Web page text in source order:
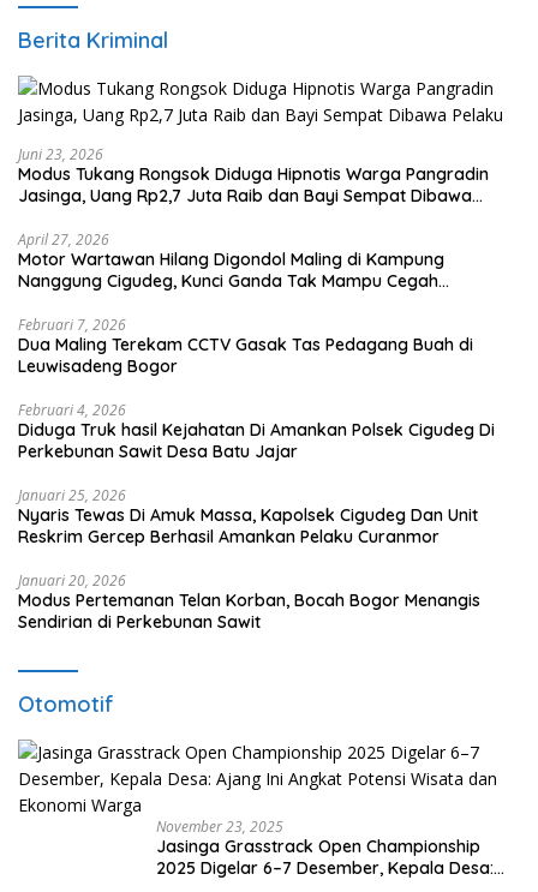
Berita Kriminal
Juni 23, 2026
Modus Tukang Rongsok Diduga Hipnotis Warga Pangradin
Jasinga, Uang Rp2,7 Juta Raib dan Bayi Sempat Dibawa
April 27, 2026
Motor Wartawan Hilang Digondol Maling di Kampung
Nanggung Cigudeg, Kunci Ganda Tak Mampu Cegah
Februari 7, 2026
Dua Maling Terekam CCTV Gasak Tas Pedagang Buah di
Leuwisadeng Bogor
Februari 4, 2026
Diduga Truk hasil Kejahatan Di Amankan Polsek Cigudeg Di
Perkebunan Sawit Desa Batu Jajar
Januari 25, 2026
Nyaris Tewas Di Amuk Massa, Kapolsek Cigudeg Dan Unit
Reskrim Gercep Berhasil Amankan Pelaku Curanmor
Januari 20, 2026
Modus Pertemanan Telan Korban, Bocah Bogor Menangis
Sendirian di Perkebunan Sawit
Otomotif
November 23, 2025
Jasinga Grasstrack Open Championship
2025 Digelar 6–7 Desember, Kepala Desa: